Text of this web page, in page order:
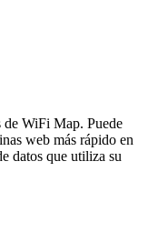
de WiFi Map. Puede
web más rápido en
datos que utiliza su